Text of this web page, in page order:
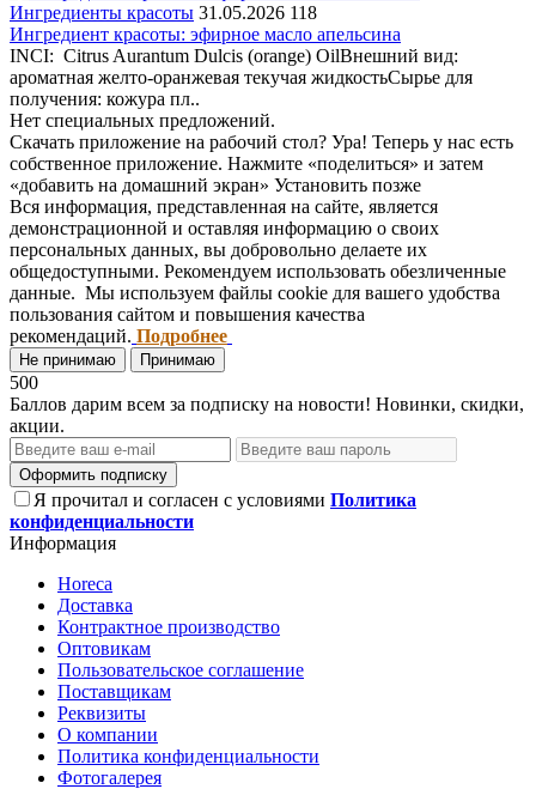
Ингредиенты красоты 31.05.2026 118
Ингредиент красоты: эфирное масло апельсина
INCI: Citrus Aurantum Dulcis (orange) OilВнешний вид:
ароматная желто-оранжевая текучая жидкостьСырье для
получения: кожура пл..
Нет специальных предложений.
Скачать приложение на рабочий стол? Ура! Теперь у нас есть
собственное приложение. Нажмите «поделиться» и затем
«добавить на домашний экран» Установить позже
Вся информация, представленная на сайте, является
демонстрационной и оставляя информацию о своих
персональных данных, вы добровольно делаете их
общедоступными. Рекомендуем использовать обезличенные
данные. Мы используем файлы cookie для вашего удобства
пользования сайтом и повышения качества
рекомендаций. Подробнее
Не принимаю Принимаю
500
Баллов дарим всем за подписку на новости! Новинки, скидки,
акции.
Оформить подписку
Я прочитал и согласен с условиями Политика
конфиденциальности
Информация
Horeca
Доставка
Контрактное производство
Оптовикам
Пользовательское соглашение
Поставщикам
Реквизиты
О компании
Политика конфиденциальности
Фотогалерея